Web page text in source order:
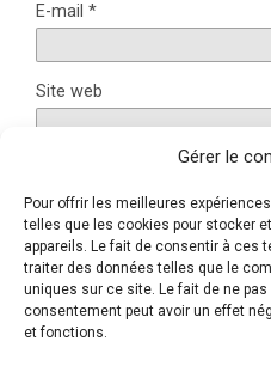
Gérer le
Pour offrir les meilleures
telles que les cookies pour stocker
appareils. Le fait de consentir à ces
traiter des données telles que le
uniques sur ce site. Le fait de ne
consentement peut avoir un effet
et fonctions.
E-mail *
Site web
Ce site utilise Akismet pour
savoir plus sur la façon dont
commentaires sont traitées.